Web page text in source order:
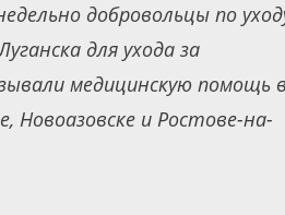
добровольцы по
для ухода за
медицинскую помощь
Новоазовске и Ростове-на-